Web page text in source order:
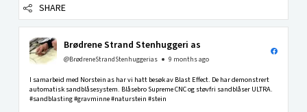
SHARE
Brødrene Strand Stenhuggeri as
@BrødreneStrandStenhuggerias 9 months ago
I samarbeid med Norstein as har vi hatt besøk av Blast Effect. De har demonstrert
automatisk sandblåsesystem. Blåsebro Supreme CNC og støvfri sandblåser ULTRA.
#sandblasting #gravminne #naturstein #stein